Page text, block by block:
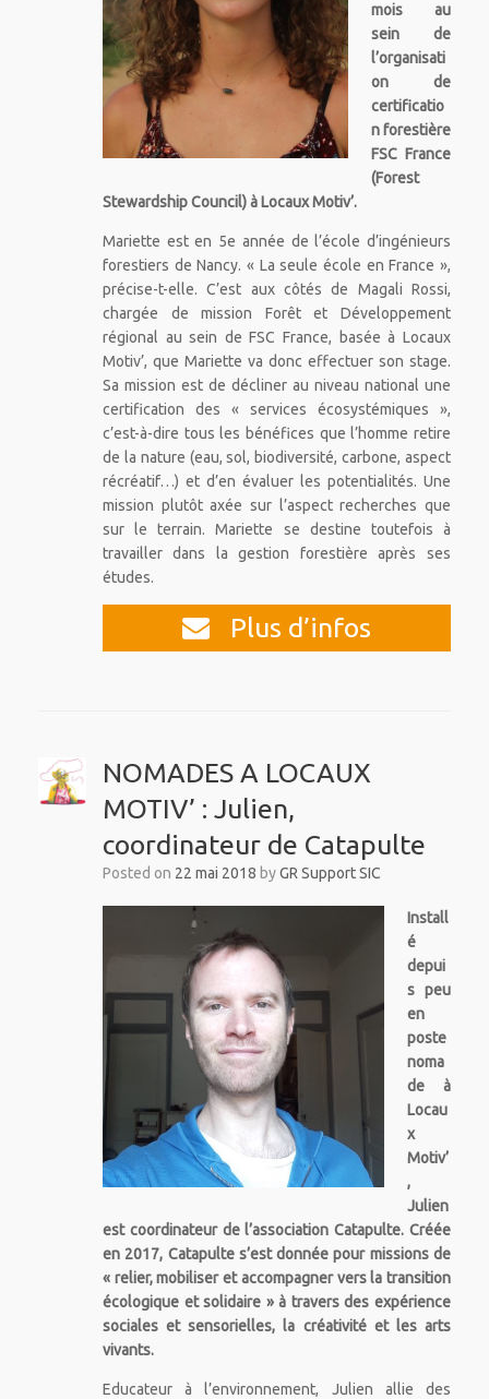
mois au
sein de
l’organisati
on de
certificatio
n forestière
FSC France
(Forest
Stewardship Council) à Locaux Motiv’.
Mariette est en 5e année de l’école d’ingénieurs
forestiers de Nancy. « La seule école en France »,
précise-t-elle. C’est aux côtés de Magali Rossi,
chargée de mission Forêt et Développement
régional au sein de FSC France, basée à Locaux
Motiv’, que Mariette va donc effectuer son stage.
Sa mission est de décliner au niveau national une
certification des « services écosystémiques »,
c’est-à-dire tous les bénéfices que l’homme retire
de la nature (eau, sol, biodiversité, carbone, aspect
récréatif…) et d’en évaluer les potentialités. Une
mission plutôt axée sur l’aspect recherches que
sur le terrain. Mariette se destine toutefois à
travailler dans la gestion forestière après ses
études.
Plus d’infos
NOMADES A LOCAUX
MOTIV’ : Julien,
coordinateur de Catapulte
Posted on 22 mai 2018 byGR Support SIC
Install
é
depui
s peu
en
poste
noma
de à
Locau
x
Motiv’
,
Julien
est coordinateur de l’association Catapulte. Créée
en 2017, Catapulte s’est donnée pour missions de
« relier, mobiliser et accompagner vers la transition
écologique et solidaire » à travers des expérience
sociales et sensorielles, la créativité et les arts
vivants.
Educateur à l’environnement, Julien allie des